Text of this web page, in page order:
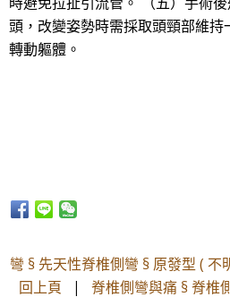
頭，改變姿勢時需採取頭頸部維
轉動軀體。
彎 § 先天性脊椎側彎 § 原發型 ( 不
回上頁 | 脊椎側彎與痛 § 脊椎